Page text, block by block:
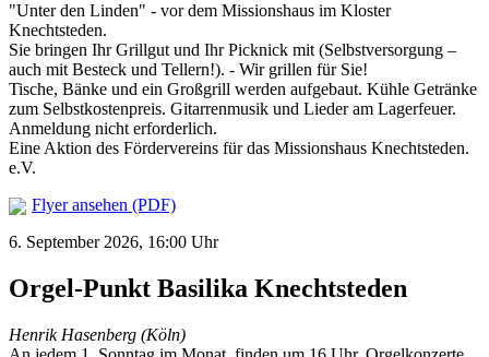
"Unter den Linden" - vor dem Missionshaus im Kloster
Knechtsteden.
Sie bringen Ihr Grillgut und Ihr Picknick mit (Selbstversorgung –
auch mit Besteck und Tellern!). - Wir grillen für Sie!
Tische, Bänke und ein Großgrill werden aufgebaut. Kühle Getränke
zum Selbstkostenpreis. Gitarrenmusik und Lieder am Lagerfeuer.
Anmeldung nicht erforderlich.
Eine Aktion des Fördervereins für das Missionshaus Knechtsteden.
e.V.
Flyer ansehen (PDF)
6. September 2026, 16:00 Uhr
Orgel-Punkt Basilika Knechtsteden
Henrik Hasenberg (Köln)